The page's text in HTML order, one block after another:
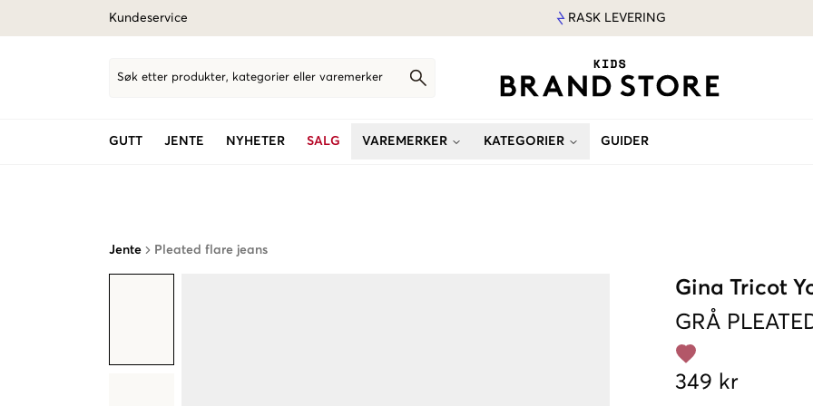
Kundeservice RASK LEVERING
Søk etter produkter, kategorier eller varemerker
GUTT JENTE NYHETER SALG VAREMERKER KATEGORIER GUIDER
Jente Pleated flare jeans
Gina Tricot
GRÅ
349 kr